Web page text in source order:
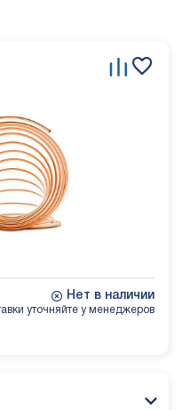
Нет в наличии
уточняйте у менеджеров